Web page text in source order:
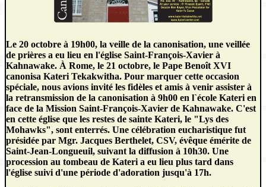
Le 20 octobre à 19h00, la veille de la canonisation, une veillée
de prières a eu lieu en l'église Saint-François-Xavier à
Kahnawake. À Rome, le 21 octobre, le Pape Benoît XVI
canonisa Kateri Tekakwitha. Pour marquer cette occasion
spéciale, nous avions invité les fidèles et amis à venir assister à
la retransmission de la canonisation à 9h00 en l`école Kateri en
face de la Mission Saint-François-Xavier de Kahnawake. C'est
en cette église que les restes de sainte Kateri, le "Lys des
Mohawks", sont enterrés. Une célébration eucharistique fut
présidée par Mgr. Jacques Berthelet, CSV, évêque émérite de
Saint-Jean-Longueuil, suivant la diffusion à 10h30. Une
procession au tombeau de Kateri a eu lieu plus tard dans
l'église suivi d'une période d'adoration jusqu'à 17h.